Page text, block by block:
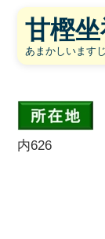
甘樫
あまかしいます
内626